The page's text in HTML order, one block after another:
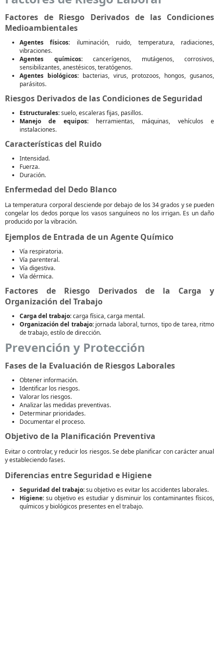
Factores de Riesgo Derivados de las Condiciones
Medioambientales
Agentes físicos: iluminación, ruido, temperatura, radiaciones,
vibraciones.
Agentes químicos:cancerígenos, mutágenos, corrosivos,
sensibilizantes, anestésicos, teratógenos.
Agentes biológicos:bacterias, virus, protozoos, hongos, gusanos,
parásitos.
Riesgos Derivados de las Condiciones de Seguridad
Estructurales:suelo, escaleras fijas, pasillos.
Manejo de equipos:herramientas, máquinas, vehículos e
instalaciones.
Características del Ruido
Intensidad.
Fuerza.
Duración.
Enfermedad del Dedo Blanco
La temperatura corporal desciende por debajo de los 34 grados y se pueden
congelar los dedos porque los vasos sanguíneos no los irrigan. Es un daño
producido por la vibración.
Ejemplos de Entrada de un Agente Químico
Vía respiratoria.
Vía parenteral.
Vía digestiva.
Vía dérmica.
Factores de Riesgo Derivados de la Carga y
Organización del Trabajo
Carga del trabajo:carga física, carga mental.
Organización del trabajo:jornada laboral, turnos, tipo de tarea, ritmo
de trabajo, estilo de dirección.
Prevención y Protección
Fases de la Evaluación de Riesgos Laborales
Obtener información.
Identificar los riesgos.
Valorar los riesgos.
Analizar las medidas preventivas.
Determinar prioridades.
Documentar el proceso.
Objetivo de la Planificación Preventiva
Evitar o controlar, y reducir los riesgos. Se debe planificar con carácter anual
y estableciendo fases.
Diferencias entre Seguridad e Higiene
Seguridad del trabajo:su objetivo es evitar los accidentes laborales.
Higiene: su objetivo es estudiar y disminuir los contaminantes físicos,
químicos y biológicos presentes en el trabajo.